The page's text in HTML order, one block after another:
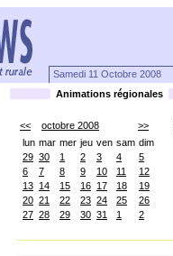
Samedi 11 Octobre 2008
Animations régionales
<< octobre 2008
>>
lun mar mer jeu ven sam dim
29 30 1 2 3 4
5
6
7 8 9 10 11
12
13 14 15 16 17 18
19
20 21 22 23 24 25
26
27 28 29 30 31 1 2